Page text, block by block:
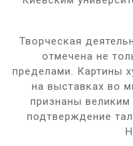
Творческая
отмечена не
пределами. Картины
на выставках во
признаны
подтверждение